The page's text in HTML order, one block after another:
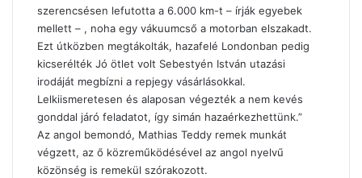
szerencsésen lefutotta a 6.000 km-t – írják egyebek
mellett – , noha egy vákuumcső a motorban elszakadt.
Ezt útközben megtákolták, hazafelé Londonban pedig
kicserélték Jó ötlet volt Sebestyén István utazási
irodáját megbízni a repjegy vásárlásokkal.
Lelkiismeretesen és alaposan végezték a nem kevés
gonddal járó feladatot, így simán hazaérkezhettünk.”
Az angol bemondó, Mathias Teddy remek munkát
végzett, az ő közreműködésével az angol nyelvű
közönség is remekül szórakozott.